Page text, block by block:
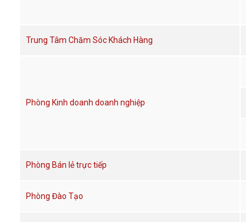
Trung Tâm Chăm Sóc Khách Hàng
Phòng Kinh doanh doanh nghiệp
Phòng Bán lẻ trực tiếp
Phòng Đào Tạo